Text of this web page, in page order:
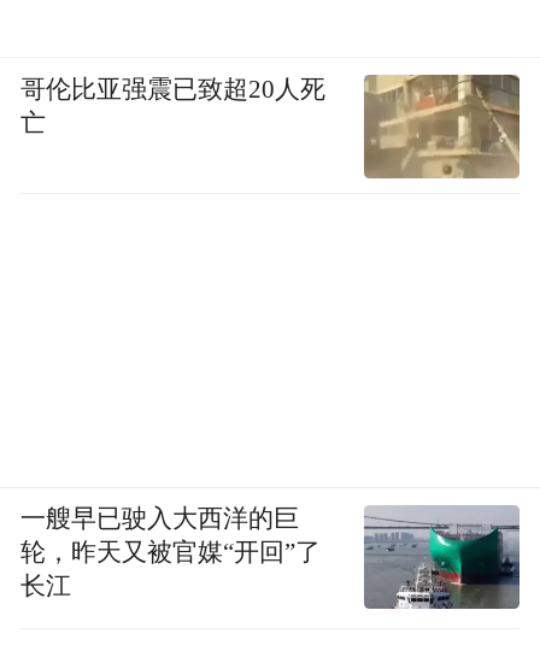
哥伦比亚强震已致超20人死
亡
一艘早已驶入大西洋的巨
轮，昨天又被官媒“开回”了
长江